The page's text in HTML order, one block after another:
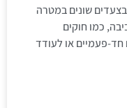
בצעדים שונים במטרה
כמו חוקים
פעמיים או לעודד